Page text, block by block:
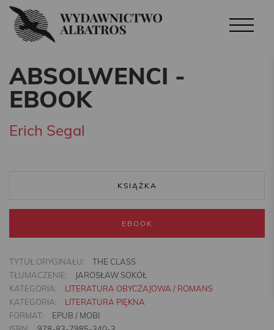
ABSOLWENCI -
EBOOK
Erich Segal
KSIĄŻKA
EBOOK
TYTUŁ ORYGINAŁU:
THE CLASS
TŁUMACZENIE:
JAROSŁAW SOKÓŁ
KATEGORIA:
LITERATURA OBYCZAJOWA / ROMANS
KATEGORIA:
LITERATURA PIĘKNA
FORMAT:
EPUB / MOBI